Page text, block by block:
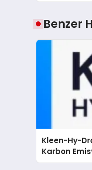
Benzer
Kleen-Hy-
Karbon
Isıtma